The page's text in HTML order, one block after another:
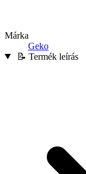
Márka
Geko
📝 Termék leírás